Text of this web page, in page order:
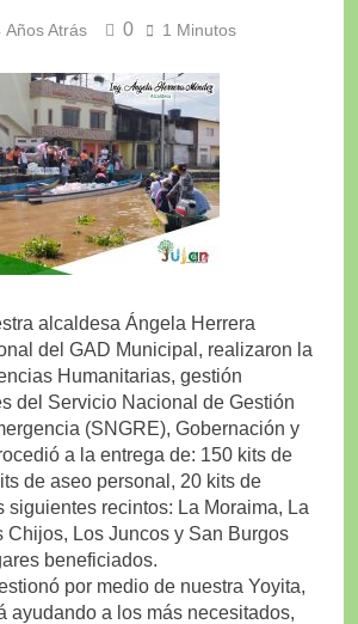
Años Atrás 0 1 Minutos
alcaldesa Ángela Herrera
del GAD Municipal, realizaron la
Humanitarias, gestión
del Servicio Nacional de Gestión
(SNGRE), Gobernación y
a la entrega de: 150 kits de
de aseo personal, 20 kits de
siguientes recintos: La Moraima, La
Chijos, Los Juncos y San Burgos
beneficiados.
por medio de nuestra Yoyita,
ayudando a los más necesitados,